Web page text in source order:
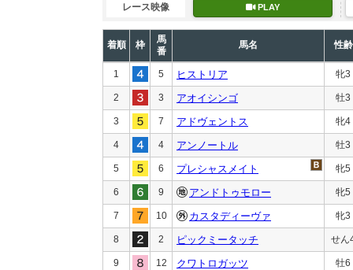
レース映像 PLAY
着順 枠
馬
番
馬名 性齢
1 5 ヒストリア 牝3
2 3 アオイシンゴ 牡3
3 7 アドヴェントス 牝4
4 4 アンノートル 牡3
5 6 プレシャスメイト 牝5
6 9 アンドトゥモロー 牝5
7 10 カスタディーヴァ 牝3
8 2 ピックミータッチ せん
9 12 クワトロガッツ 牡6